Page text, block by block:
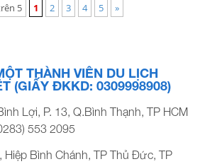
5 1 2 3 4 5 »
THÀNH VIÊN DU LỊCH
(GIẤY ĐKKD: 0309998908)
Lợi, P. 13, Q.Bình Thạnh, TP HCM
553 2095
Bình Chánh, TP Thủ Đức, TP